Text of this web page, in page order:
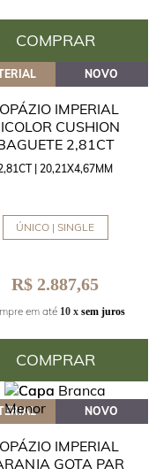
COMPRAR
NOVO
IMPERIAL
CUSHION
2,81CT
| 20,21X4,67MM
ÚNICO | SINGLE
R$ 2.887,65
em até 10 x sem juros
COMPRAR
NOVO
IMPERIAL
GOTA PAR